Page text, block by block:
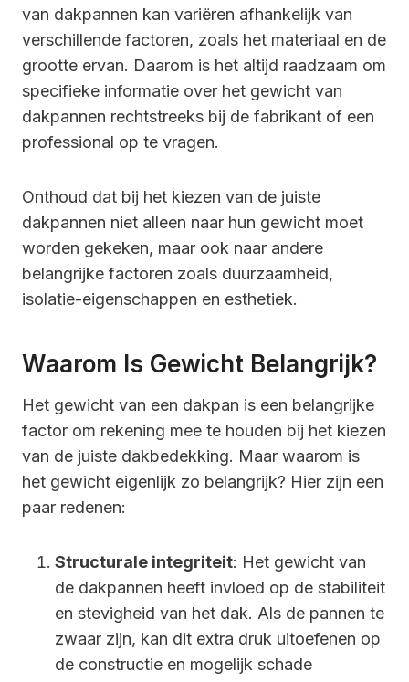
van dakpannen kan variëren afhankelijk van
verschillende factoren, zoals het materiaal en de
grootte ervan. Daarom is het altijd raadzaam om
specifieke informatie over het gewicht van
dakpannen rechtstreeks bij de fabrikant of een
professional op te vragen.
Onthoud dat bij het kiezen van de juiste
dakpannen niet alleen naar hun gewicht moet
worden gekeken, maar ook naar andere
belangrijke factoren zoals duurzaamheid,
isolatie-eigenschappen en esthetiek.
Waarom Is Gewicht Belangrijk?
Het gewicht van een dakpan is een belangrijke
factor om rekening mee te houden bij het kiezen
van de juiste dakbedekking. Maar waarom is
het gewicht eigenlijk zo belangrijk? Hier zijn een
paar redenen:
Structurale integriteit: Het gewicht van
de dakpannen heeft invloed op de stabiliteit
en stevigheid van het dak. Als de pannen te
zwaar zijn, kan dit extra druk uitoefenen op
de constructie en mogelijk schade